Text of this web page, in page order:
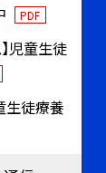
PDF
児童生徒
生徒療養